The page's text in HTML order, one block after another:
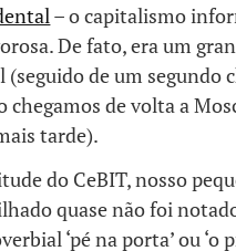
– o capitalismo
De fato, era um
de um segundo
chegamos de volta a
tarde).
do CeBIT, nosso
quase não foi
‘pé na porta’ ou ‘o